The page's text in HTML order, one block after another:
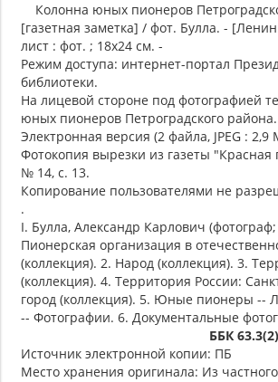
Колонна юных пионеров
[газетная заметка] / фот. Булла. -
лист : фот. ; 18х24 см. -
Режим доступа: интернет-портал
библиотеки.
На лицевой стороне под фотографией
юных пионеров Петроградского
Электронная версия (2 файла, JPEG : 2,9
Фотокопия вырезки из газеты "Красная
№ 14, с. 13.
Копирование пользователями не
.
I. Булла, Александр Карлович
Пионерская организация в
(коллекция). 2. Народ (коллекция). 3.
(коллекция). 4. Территория России:
город (коллекция). 5. Юные пионеры --
-- Фотографии. 6. Документальные
ББК
Источник электронной копии: ПБ
Место хранения оригинала: Из